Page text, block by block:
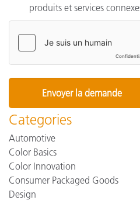
produits et services
Categories
Automotive
Color Basics
Color Innovation
Consumer Packaged Goods
Design